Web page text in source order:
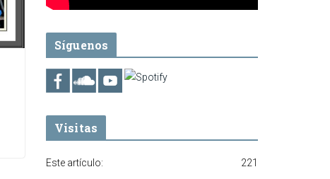
Síguenos
Visitas
221
Este artículo: